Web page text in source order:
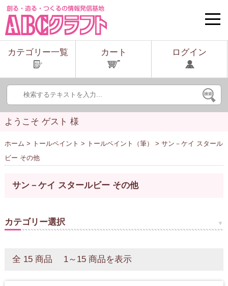
toggle
カテゴリー一覧
カート ログイン
ようこそ ゲスト 様
ホーム > トールペイント > トールペイント（筆）
> サン－ケイ スタール
ビー その他
サン－ケイ スタールビー その他
カテゴリー選択
全 15 商品 1～15 商品を表示